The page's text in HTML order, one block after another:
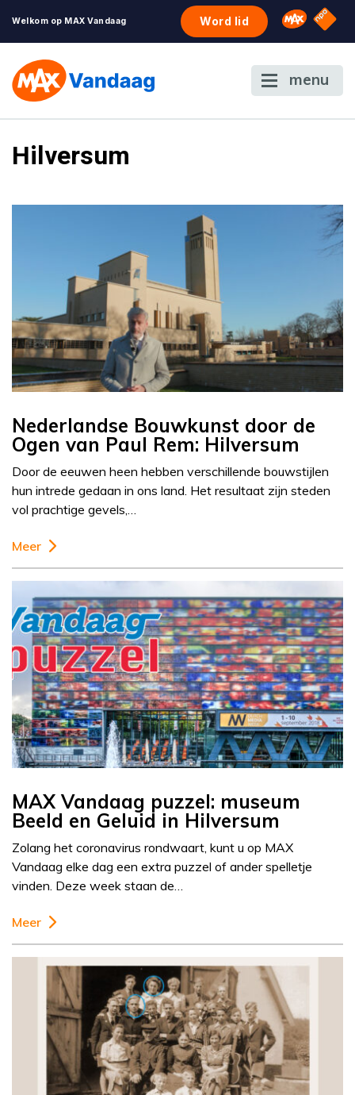
Welkom op MAX Vandaag Word lid Omroep
NPO
menu
Hilversum
Nederlandse Bouwkunst door de
Ogen van Paul Rem: Hilversum
Door de eeuwen heen hebben verschillende bouwstijlen
hun intrede gedaan in ons land. Het resultaat zijn steden
vol prachtige gevels,…
Meer
MAX Vandaag puzzel: museum
Beeld en Geluid in Hilversum
Zolang het coronavirus rondwaart, kunt u op MAX
Vandaag elke dag een extra puzzel of ander spelletje
vinden. Deze week staan de…
Meer